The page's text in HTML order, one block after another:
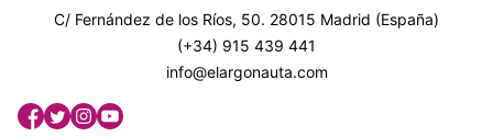
C/ Fernández de los Ríos, 50. 28015 Madrid (España)
(+34) 915 439 441
info@elargonauta.com